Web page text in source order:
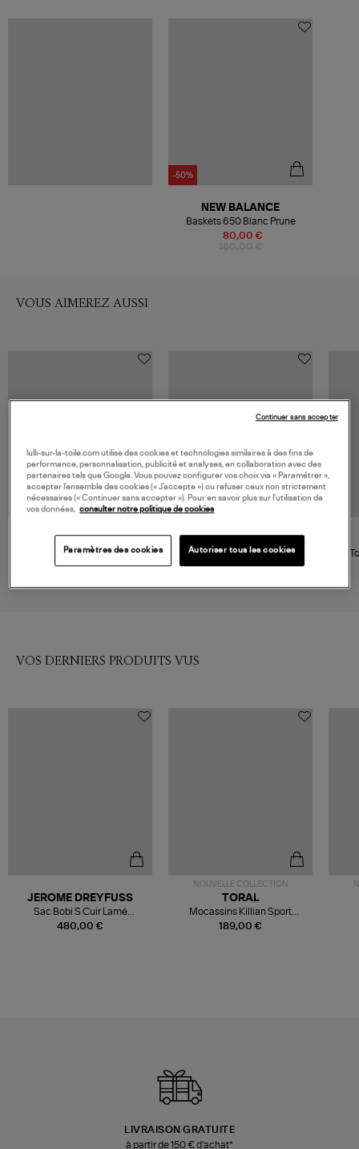
-50%
80,00 €
NEW BALANCE
Baskets 650 Blanc Prune
VOUS AIMEREZ AUSSI
75,00 €
Soutien-Gorge Gwen Black
80,00 €
Soutien-Gorge Romeo Classic
Zebra
VOS DERNIERS PRODUITS VUS
480,00 €
JEROME DREYFUSS
Sac Bobi S Cuir Lamé
Champagne
NOUVELLE COLLECTION
189,00 €
TORAL
Mocassins Killian Sport
Mousse
LIVRAISON GRATUITE
à partir de 150 € d'achat*
lulli-sur-la-toile.com utilise des cookies et technologies similaires à des fins de
performance, personnalisation, publicité et analyses, en collaboration avec des
partenaires tels que Google. Vous pouvez configurer vos choix via « Paramétrer »,
accepter l’ensemble des cookies (« J’accepte ») ou refuser ceux non strictement
nécessaires (« Continuer sans accepter »). Pour en savoir plus sur l’utilisation de
vos données, consulter notre politique de cookies
Paramètres des cookies Autoriser tous les cookies
Continuer sans accepter